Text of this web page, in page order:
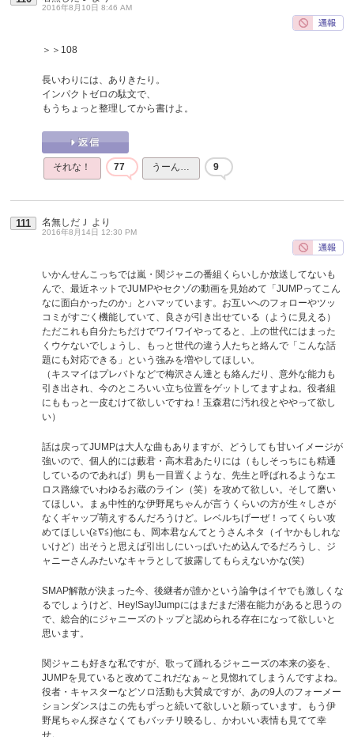
2016年8月10日 8:46 AM
＞＞108
長いわりには、ありきたり。
インパクトゼロの駄文で、
もうちょっと整理してから書けよ。
それな！ 77 うーん… 9
111 名無しだＪ より
2016年8月14日 12:30 PM
いかんせんこっちでは嵐・関ジャニの番組くらいしか放送してないも
んで、最近ネットでJUMPやセクゾの動画を見始めて「JUMPってこん
なに面白かったのか」とハマッています。お互いへのフォローやツッ
コミがすごく機能していて、良さが引き出せている（ように見える）
ただこれも自分たちだけでワイワイやってると、上の世代にはまった
くウケないでしょうし、もっと世代の違う人たちと絡んで「こんな話
題にも対応できる」という強みを増やしてほしい。
（キスマイはプレバトなどで梅沢さん達とも絡んだり、意外な能力も
引き出され、今のところいい立ち位置をゲットしてますよね。役者組
にももっと一皮むけて欲しいですね！玉森君に汚れ役とややって欲し
い）
話は戻ってJUMPは大人な曲もありますが、どうしても甘いイメージが
強いので、個人的には藪君・高木君あたりには（もしそっちにも精通
しているのであれば）男も一目置くような、先生と呼ばれるようなエ
ロス路線でいわゆるお蔵のライン（笑）を攻めて欲しい。そして磨い
てほしい。まぁ中性的な伊野尾ちゃんが言うくらいの方が生々しさが
なくギャップ萌えするんだろうけど。レベルちげーぜ！ってくらい攻
めてほしい(≧∇≦)他にも、岡本君なんてとうさんネタ（イヤかもしれな
いけど）出そうと思えば引出しにいっぱいため込んでるだろうし、ジ
ャニーさんみたいなキャラとして披露してもらえないかな(笑)
SMAP解散が決まった今、後継者が誰かという論争はイヤでも激しくな
るでしょうけど、Hey!Say!Jumpにはまだまだ潜在能力があると思うの
で、総合的にジャニーズのトップと認められる存在になって欲しいと
思います。
関ジャニも好きな私ですが、歌って踊れるジャニーズの本来の姿を、
JUMPを見ていると改めてこれだなぁ～と見惚れてしまうんですよね。
役者・キャスターなどソロ活動も大賛成ですが、あの9人のフォーメー
ションダンスはこの先もずっと続いて欲しいと願っています。もう伊
野尾ちゃん探さなくてもバッチリ映るし、かわいい表情も見てて幸
せ。